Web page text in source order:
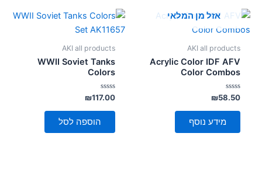
אזל מן המלאי
AKI all products
Acrylic Color IDF AFV
Color Combos
דורג
0
מתוך
₪58.50
מידע נוסף
AKI all products
WWII Soviet Tanks
Colors
דורג
0
מתוך
₪117.00
הוספה לסל